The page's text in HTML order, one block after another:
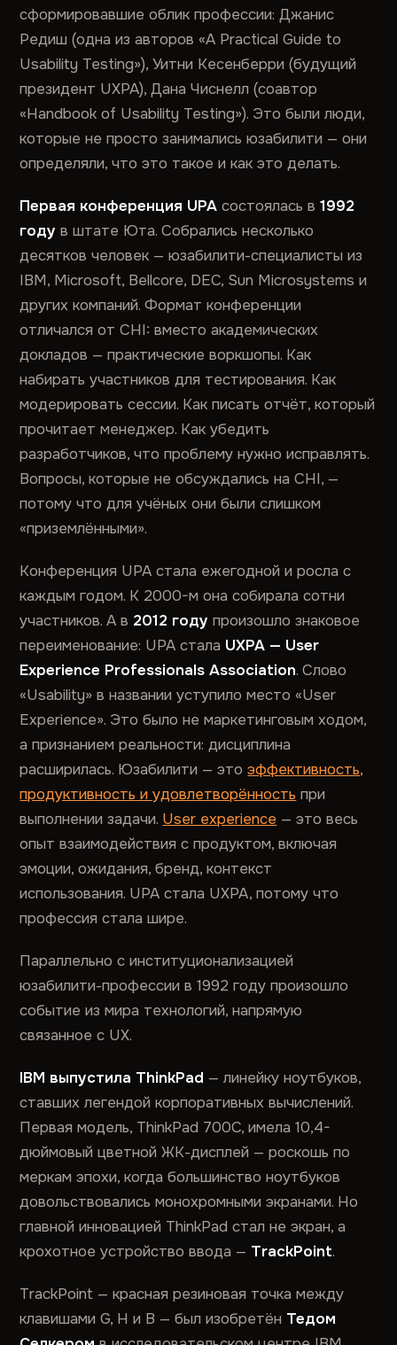
сформировавшие облик профессии: Джанис
Редиш (одна из авторов «A Practical Guide to
Usability Testing»), Уитни Кесенберри (будущий
президент UXPA), Дана Чиснелл (соавтор
«Handbook of Usability Testing»). Это были люди,
которые не просто занимались юзабилити — они
определяли, что это такое и как это делать.
Первая конференция UPA состоялась в1992
году в штате Юта. Собрались несколько
десятков человек — юзабилити-специалисты из
IBM, Microsoft, Bellcore, DEC, Sun Microsystems и
других компаний. Формат конференции
отличался от CHI: вместо академических
докладов — практические воркшопы. Как
набирать участников для тестирования. Как
модерировать сессии. Как писать отчёт, который
прочитает менеджер. Как убедить
разработчиков, что проблему нужно исправлять.
Вопросы, которые не обсуждались на CHI, —
потому что для учёных они были слишком
«приземлёнными».
Конференция UPA стала ежегодной и росла с
каждым годом. К 2000-м она собирала сотни
участников. А в 2012 году произошло знаковое
переименование: UPA стала UXPA — User
Experience Professionals Association. Слово
«Usability» в названии уступило место «User
Experience». Это было не маркетинговым ходом,
а признанием реальности: дисциплина
расширилась. Юзабилити — этоэффективность,
продуктивность и удовлетворённость при
выполнении задачи. User experience — это весь
опыт взаимодействия с продуктом, включая
эмоции, ожидания, бренд, контекст
использования. UPA стала UXPA, потому что
профессия стала шире.
Параллельно с институционализацией
юзабилити-профессии в 1992 году произошло
событие из мира технологий, напрямую
связанное с UX.
IBM выпустила ThinkPad — линейку ноутбуков,
ставших легендой корпоративных вычислений.
Первая модель, ThinkPad 700C, имела 10,4-
дюймовый цветной ЖК-дисплей — роскошь по
меркам эпохи, когда большинство ноутбуков
довольствовались монохромными экранами. Но
главной инновацией ThinkPad стал не экран, а
крохотное устройство ввода — TrackPoint.
TrackPoint — красная резиновая точка между
клавишами G, H и B — был изобретён Тедом